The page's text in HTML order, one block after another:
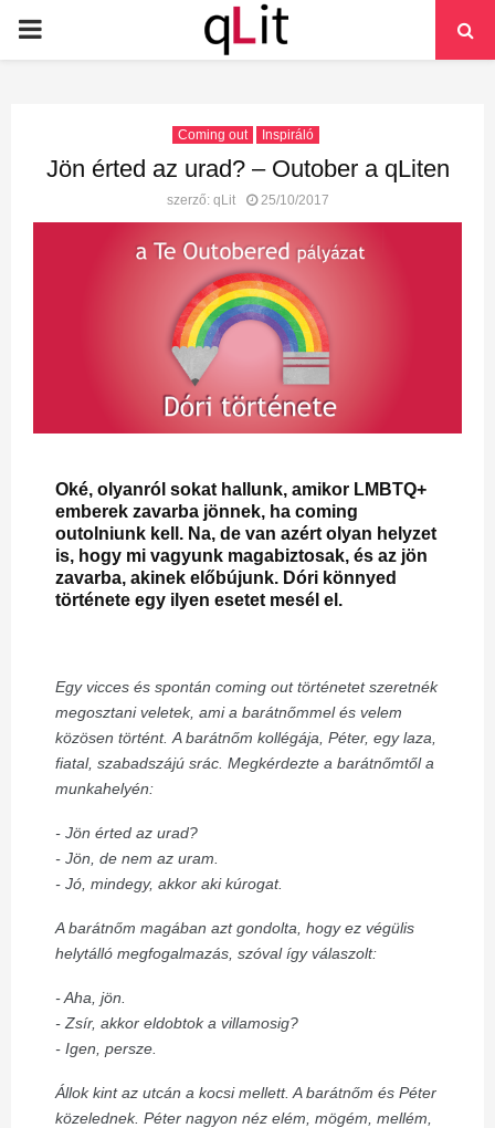
PRIMARY
Coming out Inspiráló
Jön érted az urad? – Outober a qLiten
szerző: qLit 25/10/2017
Oké, olyanról sokat hallunk, amikor LMBTQ+
emberek zavarba jönnek, ha coming
outolniunk kell. Na, de van azért olyan helyzet
is, hogy mi vagyunk magabiztosak, és az jön
zavarba, akinek előbújunk. Dóri könnyed
története egy ilyen esetet mesél el.
Egy vicces és spontán coming out történetet szeretnék
megosztani veletek, ami a barátnőmmel és velem
közösen történt. A barátnőm kollégája, Péter, egy laza,
fiatal, szabadszájú srác. Megkérdezte a barátnőmtől a
munkahelyén:
- Jön érted az urad?
- Jön, de nem az uram.
- Jó, mindegy, akkor aki kúrogat.
A barátnőm magában azt gondolta, hogy ez végülis
helytálló megfogalmazás, szóval így válaszolt:
- Aha, jön.
- Zsír, akkor eldobtok a villamosig?
- Igen, persze.
Állok kint az utcán a kocsi mellett. A barátnőm és Péter
közelednek. Péter nagyon néz elém, mögém, mellém,